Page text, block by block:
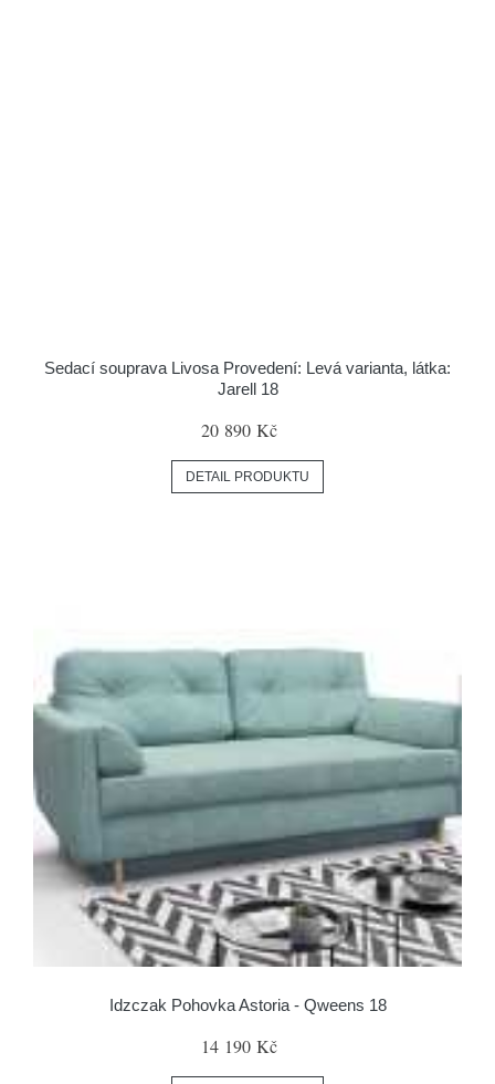
Sedací souprava Livosa Provedení: Levá varianta, látka:
Jarell 18
20 890 Kč
DETAIL PRODUKTU
Idzczak Pohovka Astoria - Qweens 18
14 190 Kč